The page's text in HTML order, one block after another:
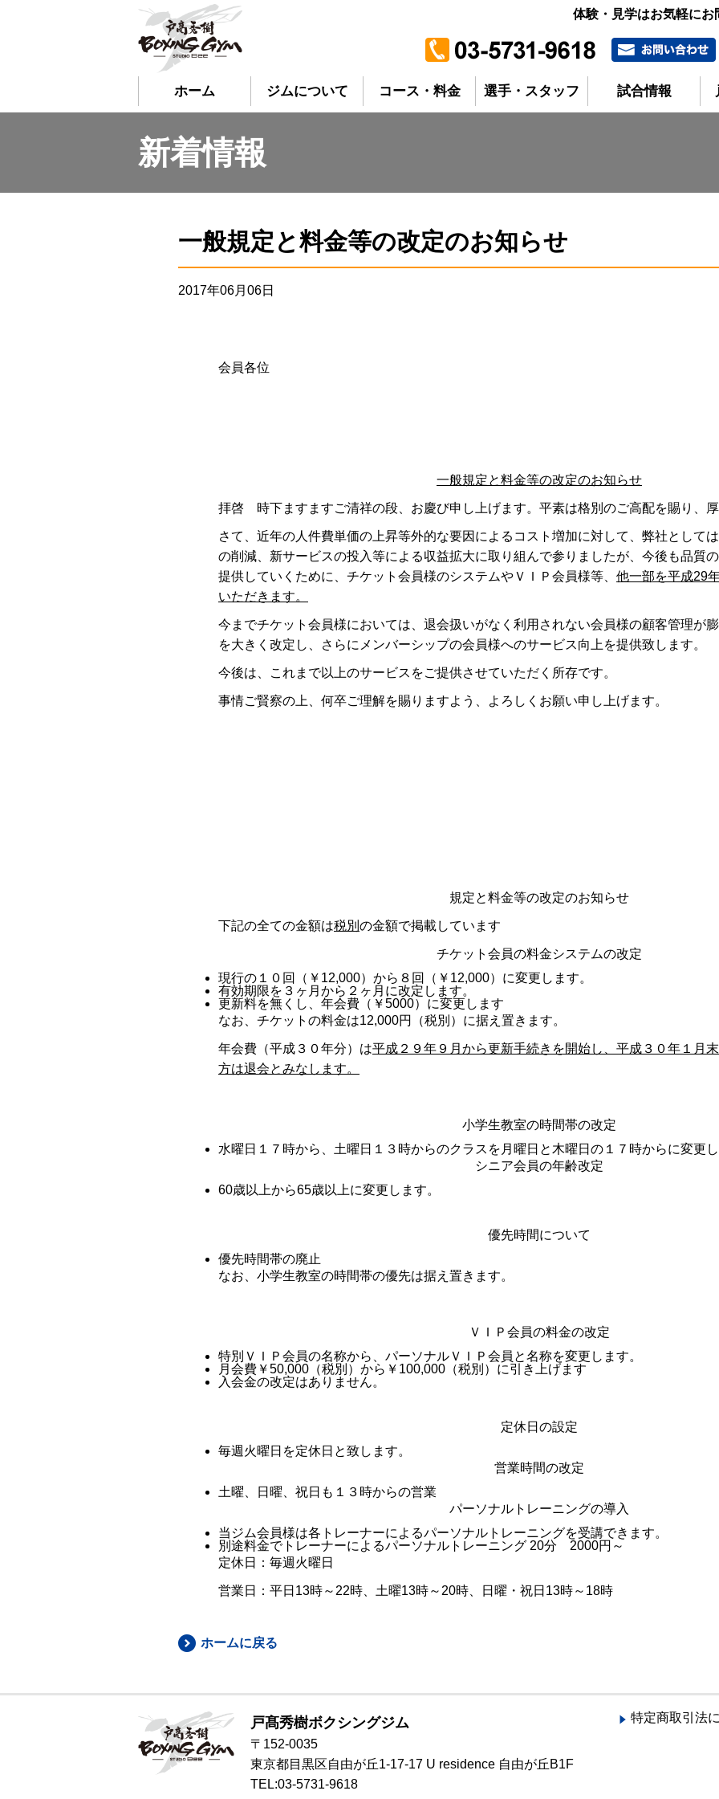
体験・見学はお気軽に
ホーム ジムについて コース・料金 選手・スタッフ 試合情報
新着情報
一般規定と料金等の改定のお知らせ
2017年06月06日
会員各位
一般規定と料金等の改定のお知らせ
拝啓 時下ますますご清祥の段、お慶び申し上げます。平素は格別のご高配を賜り、
さて、近年の人件費単価の上昇等外的な要因によるコスト増加に対して、弊社として
の削減、新サービスの投入等による収益拡大に取り組んで参りましたが、今後も品質
提供していくために、チケット会員様のシステムやＶＩＰ会員様等、 他一部を平成29
いただきます。
今までチケット会員様においては、退会扱いがなく利用されない会員様の顧客管理が
を大きく改定し、さらにメンバーシップの会員様へのサービス向上を提供致します。
今後は、これまで以上のサービスをご提供させていただく所存です。
事情ご賢察の上、何卒ご理解を賜りますよう、よろしくお願い申し上げます。
規定と料金等の改定のお知らせ
下記の全ての金額は税別 の金額で掲載しています
チケット会員の料金システムの改定
現行の１０回（￥12,000）から８回（￥12,000）に変更します。
有効期限を３ヶ月から２ヶ月に改定します。
更新料を無くし、年会費（￥5000）に変更します
なお、チケットの料金は12,000円（税別）に据え置きます。
年会費（平成３０年分）は平成２９年９月から更新手続きを開始し、平成３０年１月
方は退会とみなします。
小学生教室の時間帯の改定
水曜日１７時から、土曜日１３時からのクラスを月曜日と木曜日の１７時からに変更
シニア会員の年齢改定
60歳以上から65歳以上に変更します。
優先時間について
優先時間帯の廃止
なお、小学生教室の時間帯の優先は据え置きます。
ＶＩＰ会員の料金の改定
特別ＶＩＰ会員の名称から、パーソナルＶＩＰ会員と名称を変更します。
月会費￥50,000（税別）から￥100,000（税別）に引き上げます
入会金の改定はありません。
定休日の設定
毎週火曜日を定休日と致します。
営業時間の改定
土曜、日曜、祝日も１３時からの営業
パーソナルトレーニングの導入
当ジム会員様は各トレーナーによるパーソナルトレーニングを受講できます。
別途料金でトレーナーによるパーソナルトレーニング 20分 2000円～
定休日：毎週火曜日
営業日：平日13時～22時、土曜13時～20時、日曜・祝日13時～18時
ホームに戻る
戸髙秀樹ボクシングジム
〒152-0035
東京都目黒区自由が丘1-17-17 U residence 自由が丘B1F
TEL:03-5731-9618
特定商取引法